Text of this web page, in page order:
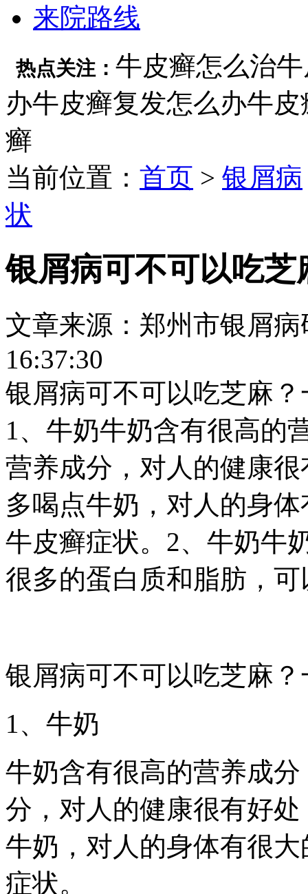
来院路线
热点关注： 牛皮癣怎么治
办牛皮癣复发怎么办牛皮
癣
当前位置： 首页 > 银屑病
状
银屑病可不可以吃芝
文章来源：郑州市银屑
16:37:30
银屑病可不可以吃芝麻
1、牛奶牛奶含有很高的
营养成分，对人的健康
多喝点牛奶，对人的身
牛皮癣症状。2、牛奶牛
很多的蛋白质和脂肪，可
银屑病可不可以吃芝麻
1、牛奶
牛奶含有很高的营养成
分，对人的健康很有好
牛奶，对人的身体有很
症状。